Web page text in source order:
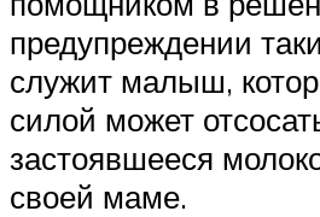
предупреждении
служит малыш,
силой может
застоявшееся
своей маме.